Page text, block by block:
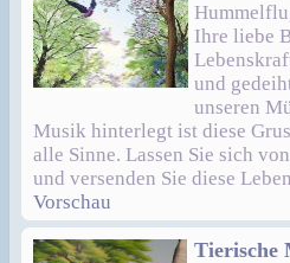
Ihre liebe
und
unseren
Musik hinterlegt ist diese
alle Sinne. Lassen Sie sich
und versenden Sie diese
Vorschau
Tierische